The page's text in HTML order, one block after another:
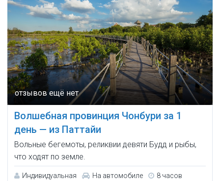
Волшебная провинция Чонбури за 1
день — из Паттайи
Вольные бегемоты, реликвии девяти Будд и рыбы,
что ходят по земле.
Индивидуальная На автомобиле 8 часов